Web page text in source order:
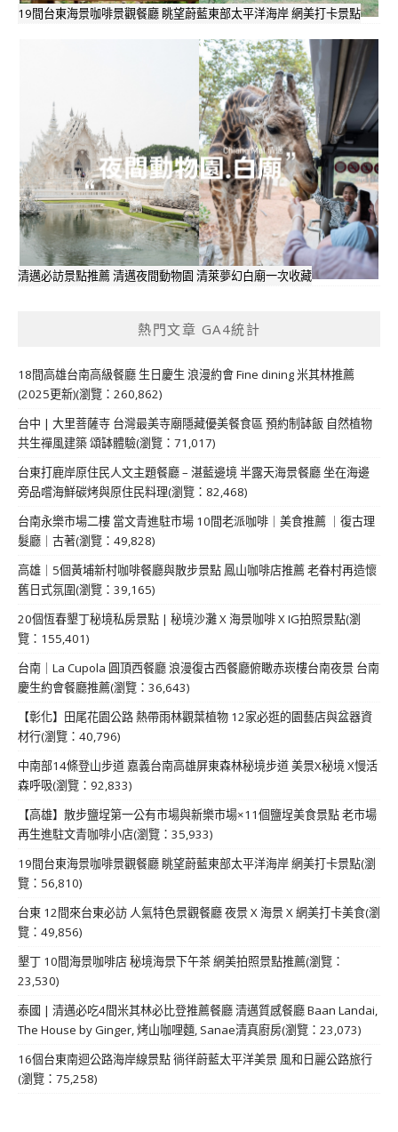
19間台東海景咖啡景觀餐廳 眺望蔚藍東部太平洋海岸 網美打卡景點
清邁必訪景點推薦 清邁夜間動物園 清萊夢幻白廟一次收藏
熱門文章 GA4統計
18間高雄台南高級餐廳 生日慶生 浪漫約會 Fine dining 米其林推薦
(2025更新)(瀏覽：260,862)
台中 | 大里菩薩寺 台灣最美寺廟隱藏優美餐食區 預約制缽飯 自然植物
共生禪風建築 頌缽體驗(瀏覽：71,017)
台東打鹿岸原住民人文主題餐廳 – 湛藍邊境 半露天海景餐廳 坐在海邊
旁品嚐海鮮碳烤與原住民料理(瀏覽：82,468)
台南永樂市場二樓 當文青進駐市場 10間老派咖啡｜美食推薦 ｜復古理
髮廳｜古著(瀏覽：49,828)
高雄｜5個黃埔新村咖啡餐廳與散步景點 鳳山咖啡店推薦 老眷村再造懷
舊日式氛圍(瀏覽：39,165)
20個恆春墾丁秘境私房景點 | 秘境沙灘 X 海景咖啡 X IG拍照景點(瀏
覽：155,401)
台南｜La Cupola 圓頂西餐廳 浪漫復古西餐廳俯瞰赤崁樓台南夜景 台南
慶生約會餐廳推薦(瀏覽：36,643)
【彰化】田尾花園公路 熱帶雨林觀葉植物 12家必逛的園藝店與盆器資
材行(瀏覽：40,796)
中南部14條登山步道 嘉義台南高雄屏東森林秘境步道 美景X秘境 X慢活
森呼吸(瀏覽：92,833)
【高雄】散步鹽埕第一公有市場與新樂市場×11個鹽埕美食景點 老市場
再生進駐文青咖啡小店(瀏覽：35,933)
19間台東海景咖啡景觀餐廳 眺望蔚藍東部太平洋海岸 網美打卡景點(瀏
覽：56,810)
台東 12間來台東必訪 人氣特色景觀餐廳 夜景 X 海景 X 網美打卡美食(瀏
覽：49,856)
墾丁 10間海景咖啡店 秘境海景下午茶 網美拍照景點推薦(瀏覽：
23,530)
泰國 | 清邁必吃4間米其林必比登推薦餐廳 清邁質感餐廳 Baan Landai,
The House by Ginger, 烤山咖哩麵, Sanae清真廚房(瀏覽：23,073)
16個台東南迴公路海岸線景點 徜徉蔚藍太平洋美景 風和日麗公路旅行
(瀏覽：75,258)